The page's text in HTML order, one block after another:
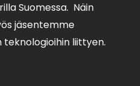
Suomessa. Näin
jäsentemme
liittyen.